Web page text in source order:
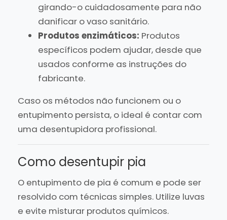
girando-o cuidadosamente para não
danificar o vaso sanitário.
Produtos enzimáticos: Produtos
específicos podem ajudar, desde que
usados conforme as instruções do
fabricante.
Caso os métodos não funcionem ou o
entupimento persista, o ideal é contar com
uma desentupidora profissional.
Como desentupir pia
O entupimento de pia é comum e pode ser
resolvido com técnicas simples. Utilize luvas
e evite misturar produtos químicos.